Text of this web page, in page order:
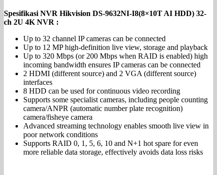
Spesifikasi NVR Hikvision DS-9632NI-I8(8×10T AI HDD) 32-
ch 2U 4K NVR :
Up to 32 channel IP cameras can be connected
Up to 12 MP high-definition live view, storage and playback
Up to 320 Mbps (or 200 Mbps when RAID is enabled) high
incoming bandwidth ensures IP cameras can be connected
2 HDMI (different source) and 2 VGA (different source)
interfaces
8 HDD can be used for continuous video recording
Supports some specialist cameras, including people counting
camera/ANPR (automatic number plate recognition)
camera/fisheye camera
Advanced streaming technology enables smooth live view in
poor network conditions
Supports RAID 0, 1, 5, 6, 10 and N+1 hot spare for even
more reliable data storage, effectively avoids data loss risks